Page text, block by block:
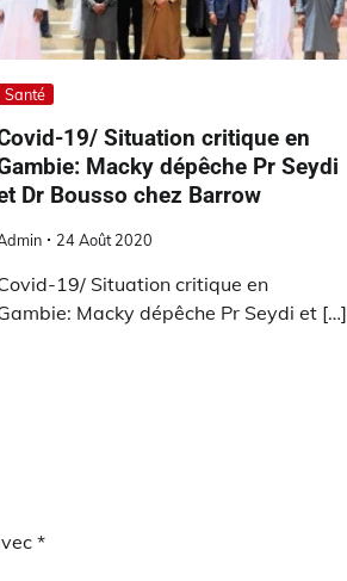
Santé
19/ Situation critique en
Macky dépêche Pr Seydi
Dr Bousso chez Barrow
24 Août 2020
19/ Situation critique en
Macky dépêche Pr Seydi et […]
*